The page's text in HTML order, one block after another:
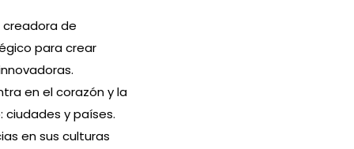
creadora de
para crear
en el corazón y la
y países.
en sus culturas